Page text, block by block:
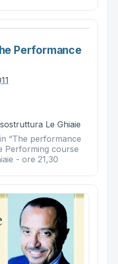
Performance
Le Ghiaie
“The performance
Performing course
- ore 21,30